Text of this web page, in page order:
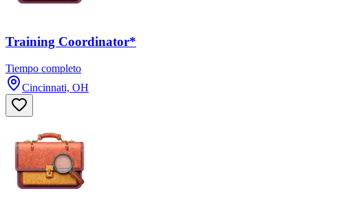
Training Coordinator*
Tiempo completo
Cincinnati, OH